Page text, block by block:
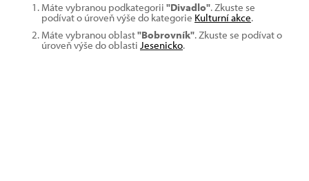
Máte vybranou podkategorii "Divadlo". Zkuste se
podívat o úroveň výše do kategorie Kulturní akce.
Máte vybranou oblast"Bobrovník". Zkuste se podívat o
úroveň výše do oblasti Jesenicko.